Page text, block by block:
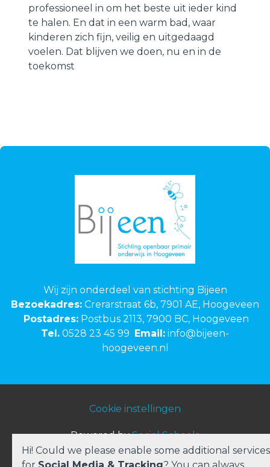
professioneel in om het beste uit ieder kind
te halen. En dat in een warm bad, waar
kinderen zich fijn, veilig en uitgedaagd
voelen. Dat blijven we doen, nu en in de
toekomst
Wij zijn onderdeel van stichting Bijeen
Bezoekadres: Crerarstraat 6b, 7901 AE, Hoogeveen
Postadres: Postbus 2113, 7900 BC, Hoogeveen
Tel. 0528 23 45 99 Email: info@bijeen-
hoogeveen.nl
Cookie instellingen
Powered bySocial Schools
Hi! Could we please enable some additional services